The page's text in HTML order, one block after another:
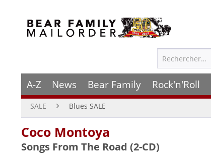
A-Z News Bear Family Rock'n'Roll
SALE Blues SALE
Coco Montoya
Songs From The Road (2-CD)